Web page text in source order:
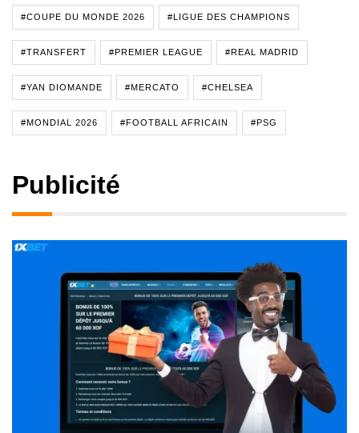
#COUPE DU MONDE 2026 #LIGUE DES CHAMPIONS
#TRANSFERT #PREMIER LEAGUE #REAL MADRID
#YAN DIOMANDE #MERCATO #CHELSEA
#MONDIAL 2026 #FOOTBALL AFRICAIN #PSG
Publicité